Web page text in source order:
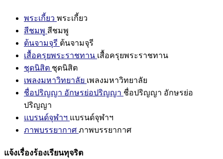
พระเกี้ยว พระเกี้ยว
สีชมพู สีชมพู
ต้นจามจุรี ต้นจามจุรี
เสื้อครุยพระราชทาน เสื้อครุยพระราชทาน
ชุดนิสิต ชุดนิสิต
เพลงมหาวิทยาลัย เพลงมหาวิทยาลัย
ชื่อปริญญา อักษรย่อปริญญา ชื่อปริญญา อักษรย่อ
ปริญญา
แบรนด์จุฬาฯ แบรนด์จุฬาฯ
ภาพบรรยากาศ ภาพบรรยากาศ
แจ้งเรื่องร้องเรียนทุจริต